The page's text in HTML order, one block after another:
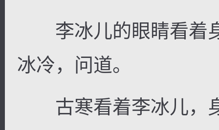
李冰儿的眼睛看着
冰冷，问道。
古寒看着李冰儿，